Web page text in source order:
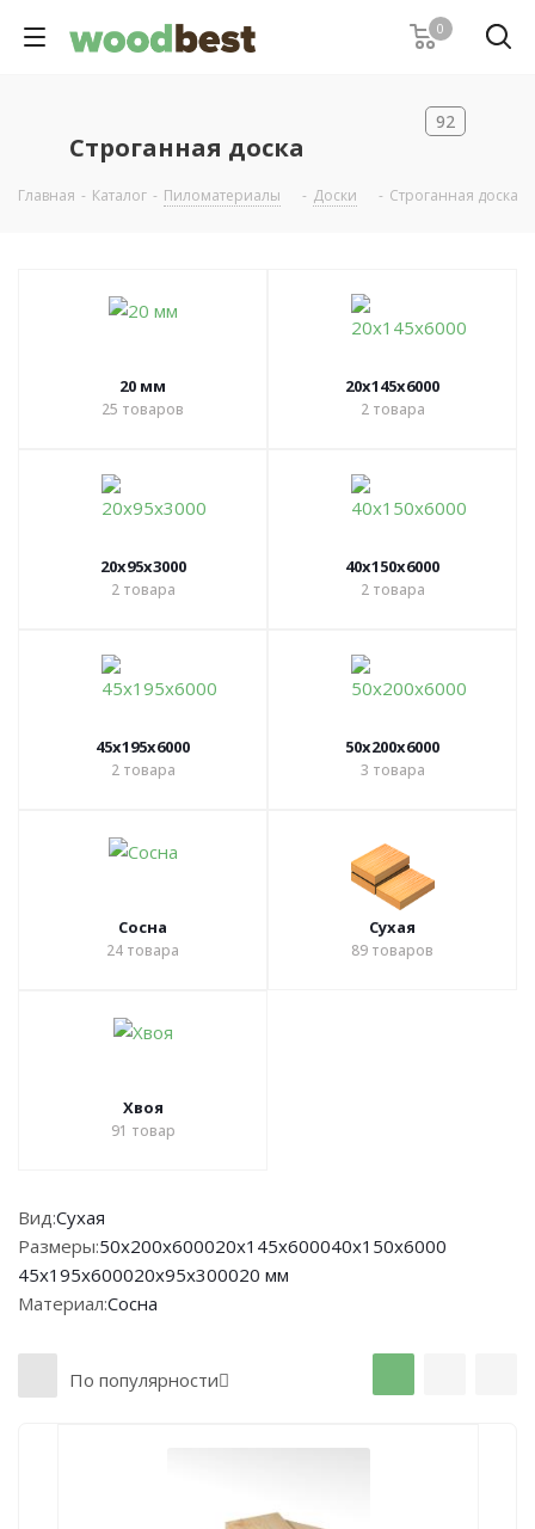
0
Строганная доска
92
Главная - Каталог - Пиломатериалы - Доски - Строганная доска
20 мм
25 товаров
20х145х6000
2товара
20х95х3000
2товара
40х150х6000
2товара
45х195х6000
2товара
50х200х6000
3 товара
Сосна
24 товара
Сухая
89 товаров
Хвоя
91 товар
Вид:Сухая
Размеры:50х200х600020х145х600040х150х6000
45х195х600020х95х300020 мм
Материал:Сосна
По популярности